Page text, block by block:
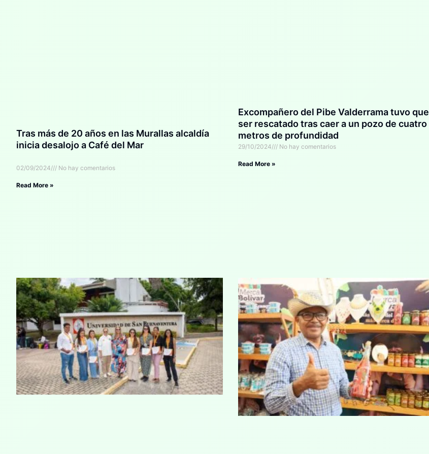
Tras más de 20 años en las Murallas alcaldía
inicia desalojo a Café del Mar
02/09/2024 No hay comentarios
Read More »
Excompañero del Pibe Valderrama tuvo que
ser rescatado tras caer a un pozo de cuatro
metros de profundidad
29/10/2024 No hay comentarios
Read More »